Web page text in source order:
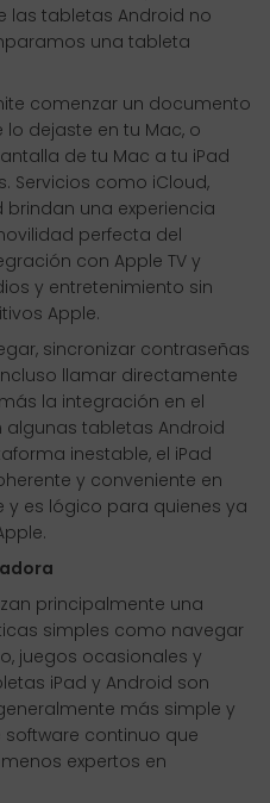
las tabletas Android no
una tableta
comenzar un documento
dejaste en tu Mac, o
de tu Mac a tu iPad
Servicios como iCloud,
brindan una experiencia
perfecta del
con Apple TV y
y entretenimiento sin
Apple.
sincronizar contraseñas
llamar directamente
la integración en el
algunas tabletas Android
inestable, el iPad
y conveniente en
es lógico para quienes ya
principalmente una
simples como navegar
juegos ocasionales y
iPad y Android son
más simple y
continuo que
expertos en